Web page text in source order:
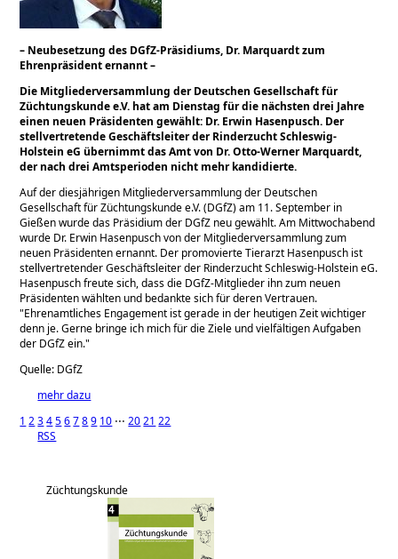
– Neubesetzung des DGfZ-Präsidiums, Dr. Marquardt zum
Ehrenpräsident ernannt –
Die Mitgliederversammlung der Deutschen Gesellschaft für
Züchtungskunde e.V. hat am Dienstag für die nächsten drei Jahre
einen neuen Präsidenten gewählt: Dr. Erwin Hasenpusch. Der
stellvertretende Geschäftsleiter der Rinderzucht Schleswig-
Holstein eG übernimmt das Amt von Dr. Otto-Werner Marquardt,
der nach drei Amtsperioden nicht mehr kandidierte.
Auf der diesjährigen Mitgliederversammlung der Deutschen
Gesellschaft für Züchtungskunde e.V. (DGfZ) am 11. September in
Gießen wurde das Präsidium der DGfZ neu gewählt. Am Mittwochabend
wurde Dr. Erwin Hasenpusch von der Mitgliederversammlung zum
neuen Präsidenten ernannt. Der promovierte Tierarzt Hasenpusch ist
stellvertretender Geschäftsleiter der Rinderzucht Schleswig-Holstein eG.
Hasenpusch freute sich, dass die DGfZ-Mitglieder ihn zum neuen
Präsidenten wählten und bedankte sich für deren Vertrauen.
Ehrenamtliches Engagement ist gerade in der heutigen Zeit wichtiger
denn je. Gerne bringe ich mich für die Ziele und vielfältigen Aufgaben
der DGfZ ein.
Quelle: DGfZ
mehr dazu
1 23456789 10 ⋅⋅⋅2021 22
RSS
Züchtungskunde